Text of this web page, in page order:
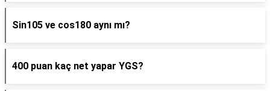
Sin105 ve cos180 aynı mı?
400 puan kaç net yapar YGS?